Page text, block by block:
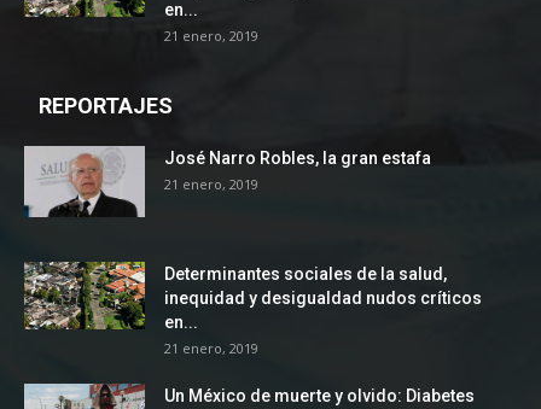
en...
21 enero, 2019
REPORTAJES
José Narro Robles, la gran estafa
21 enero, 2019
Determinantes sociales de la salud,
inequidad y desigualdad nudos críticos
en...
21 enero, 2019
Un México de muerte y olvido: Diabetes